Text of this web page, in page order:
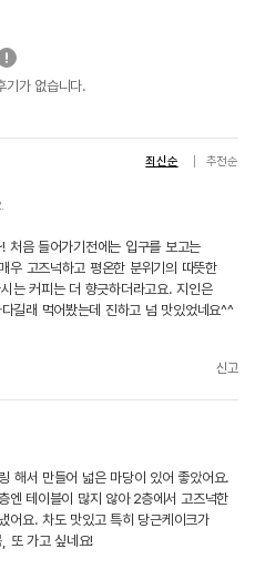
기가 없습니다.
최신순 추천순
처음 들어가기전에는 입구를 보고는
우 고즈넉하고 평온한 분위기의 따뜻한
는 커피는 더 향긋하더라고요. 지인은
길래 먹어봤는데 진하고 넘 맛있었네요^^
신고
해서 만들어 넓은 마당이 있어 좋았어요.
엔 테이블이 많지 않아 2층에서 고즈넉한
어요. 차도 맛있고 특히 당근케이크가
또 가고 싶네요!